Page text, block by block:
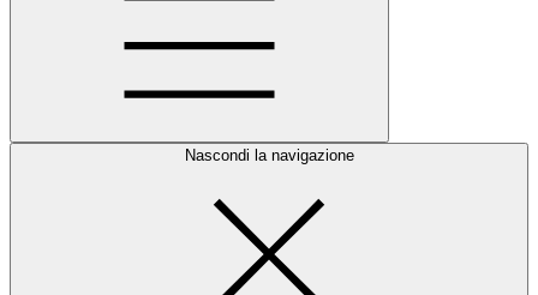
Nascondi la navigazione